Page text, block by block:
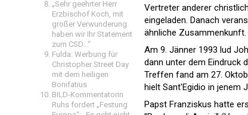
„Sehr geehrter Herr
Erzbischof Koch, mit
großer Verwunderung
haben wir Ihr Statement
zum CSD…“
Fulda: Werbung für
Christopher Street Day
mit dem heiligen
Bonifatius
BILD-Kommentatorin
Ruhs fordert „Festung
Vertreter anderer
eingeladen. Danach
ähnliche Zusammenkunft.
Am 9. Jänner 1993 lud
dann unter dem Eindruck
Treffen fand am 27.
hielt Sant'Egidio in jenem
Papst Franziskus hatte